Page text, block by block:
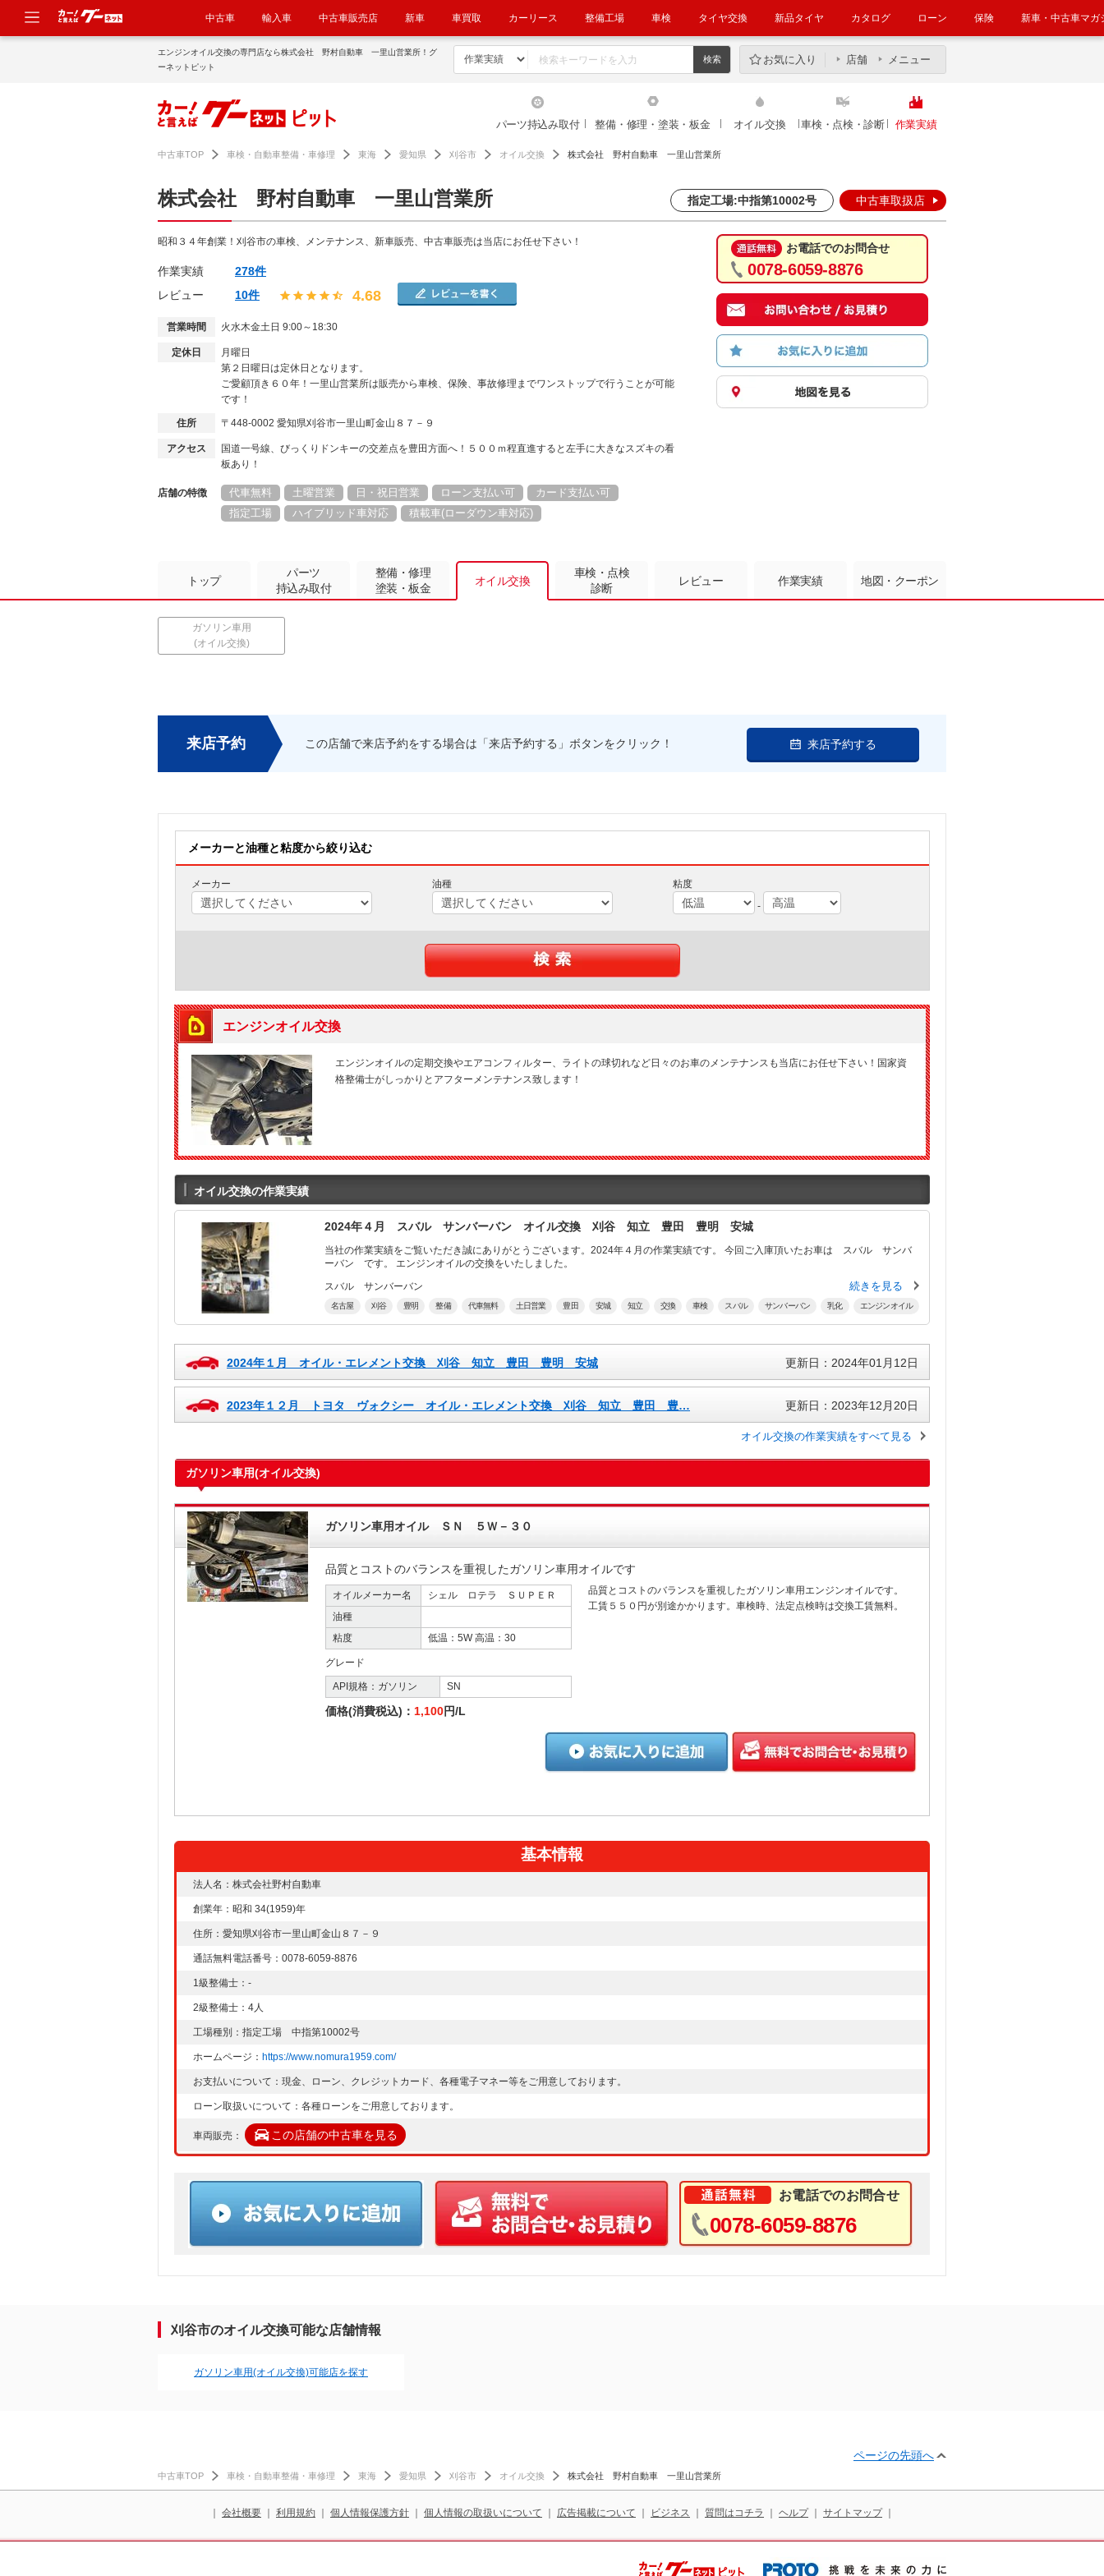
中古車 輸入車 中古車販売店 新車 車買取 カーリース 整備工場 車検 タイヤ交換 新品タイヤ カタログ ローン 保険 新車・中古車マガ
エンジンオイル交換の専門店なら株式会社 野村自動車 一里山営業所！グ
ーネットピット
お気に入り 店舗 メニュー
パーツ持込み取付 整備・修理・塗装・板金 オイル交換 車検・点検・診断 作業実績
中古車TOP 車検・自動車整備・車修理 東海 愛知県 刈谷市 オイル交換 株式会社 野村自動車 一里山営業所
株式会社 野村自動車 一里山営業所 指定工場:中指第10002号 中古車取扱店
昭和３４年創業！刈谷市の車検、メンテナンス、新車販売、中古車販売は当店にお任せ下さい！
作業実績
278件
レビュー
10件 4.68
営業時間 火水木金土日 9:00～18:30
定休日
月曜日
第２日曜日は定休日となります。
ご愛顧頂き６０年！一里山営業所は販売から車検、保険、事故修理までワンストップで行うことが可能
です！
住所 〒448-0002 愛知県刈谷市一里山町金山８７－９
アクセス
国道一号線、びっくりドンキーの交差点を豊田方面へ！５００ｍ程直進すると左手に大きなスズキの看
板あり！
店舗の特徴 代車無料 土曜営業 日・祝日営業 ローン支払い可
カード支払い可
指定工場
ハイブリッド車対応 積載車(ローダウン車対応)
お電話でのお問合せ
0078-6059-8876
トップ
パーツ
持込み取付
整備・修理
塗装・板金
オイル交換
車検・点検
診断
レビュー 作業実績 地図・クーポン
ガソリン車用
(オイル交換)
来店予約 この店舗で来店予約をする場合は「来店予約する」ボタンをクリック！ 来店予約する
メーカーと油種と粘度から絞り込む
メーカー 油種
粘度
-
エンジンオイル交換
エンジンオイルの定期交換やエアコンフィルター、ライトの球切れなど日々のお車のメンテナンスも当店にお任せ下さい！国家資
格整備士がしっかりとアフターメンテナンス致します！
オイル交換の作業実績
2024年４月 スバル サンバーバン オイル交換 刈谷 知立 豊田 豊明 安城
当社の作業実績をご覧いただき誠にありがとうございます。2024年４月の作業実績です。 今回ご入庫頂いたお車は スバル サンバ
ーバン です。 エンジンオイルの交換をいたしました。
スバル サンバーバン
続きを見る
名古屋 刈谷 豊明 整備 代車無料 土日営業 豊田 安城 知立 交換 車検 スバル サンバーバン 乳化 エンジンオイル
2024年１月 オイル・エレメント交換 刈谷 知立 豊田 豊明 安城 更新日：2024年01月12日
2023年１２月 トヨタ ヴォクシー オイル・エレメント交換 刈谷 知立 豊田 豊… 更新日：2023年12月20日
オイル交換の作業実績をすべて見る
ガソリン車用(オイル交換)
ガソリン車用オイル ＳＮ ５Ｗ－３０
品質とコストのバランスを重視したガソリン車用オイルです
オイルメーカー名
シェル ロテラ ＳＵＰＥＲ
油種
粘度
低温：5W 高温：30
グレード
API規格：ガソリン SN
価格(消費税込)： 1,100円/L
品質とコストのバランスを重視したガソリン車用エンジンオイルです。
工賃５５０円が別途かかります。車検時、法定点検時は交換工賃無料。
基本情報
法人名：株式会社野村自動車
創業年：昭和 34(1959)年
住所：愛知県刈谷市一里山町金山８７－９
通話無料電話番号：0078-6059-8876
1級整備士：-
2級整備士：4人
工場種別：指定工場 中指第10002号
ホームページ： https://www.nomura1959.com/
お支払いについて：現金、ローン、クレジットカード、各種電子マネー等をご用意しております。
ローン取扱いについて：各種ローンをご用意しております。
車両販売： この店舗の中古車を見る
お電話でのお問合せ
0078-6059-8876
刈谷市のオイル交換可能な店舗情報
ガソリン車用(オイル交換)可能店を探す
ページの先頭へ
中古車TOP 車検・自動車整備・車修理 東海 愛知県 刈谷市 オイル交換 株式会社 野村自動車 一里山営業所
会社概要 利用規約 個人情報保護方針 個人情報の取扱いについて 広告掲載について ビジネス 質問はコチラ ヘルプ｜ サイトマップ｜